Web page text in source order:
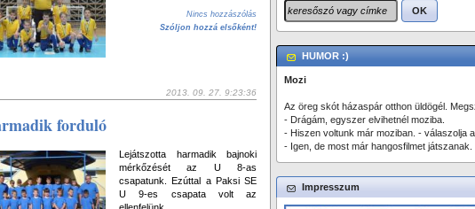
Nincs hozzászólás
Szóljon hozzá elsőként!
2013. 09. 27. 9:23:36
forduló
Lejátszotta harmadik bajnoki
mérkőzését az U 8-as
csapatunk. Ezúttal a Paksi SE
U 9-es csapata volt az
OK
HUMOR :)
Mozi
Az öreg skót házaspár otthon üldögél.
- Drágám, egyszer elvihetnél moziba.
- Hiszen voltunk már moziban. - válaszolja
- Igen, de most már hangosfilmet játszanak.
Impresszum